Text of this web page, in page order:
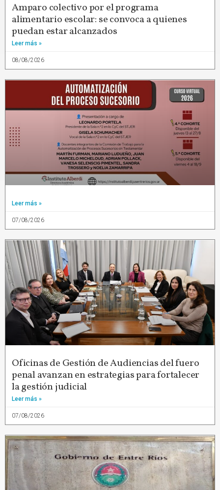
Amparo colectivo por el programa
alimentario escolar: se convoca a quienes
puedan estar alcanzados
Leer más »
08/08/2026
Leer más »
07/08/2026
Oficinas de Gestión de Audiencias del fuero
penal avanzan en estrategias para fortalecer
la gestión judicial
Leer más »
07/08/2026